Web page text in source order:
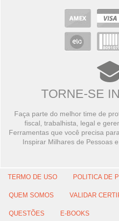
TORNE-SE
Faça parte do melhor time de
fiscal, trabalhista, legal e
Ferramentas que você precisa
Inspirar Milhares de Pessoas
TERMO DE USO POLITICA DE
QUEM SOMOS VALIDAR
QUESTÕES E-BOOKS